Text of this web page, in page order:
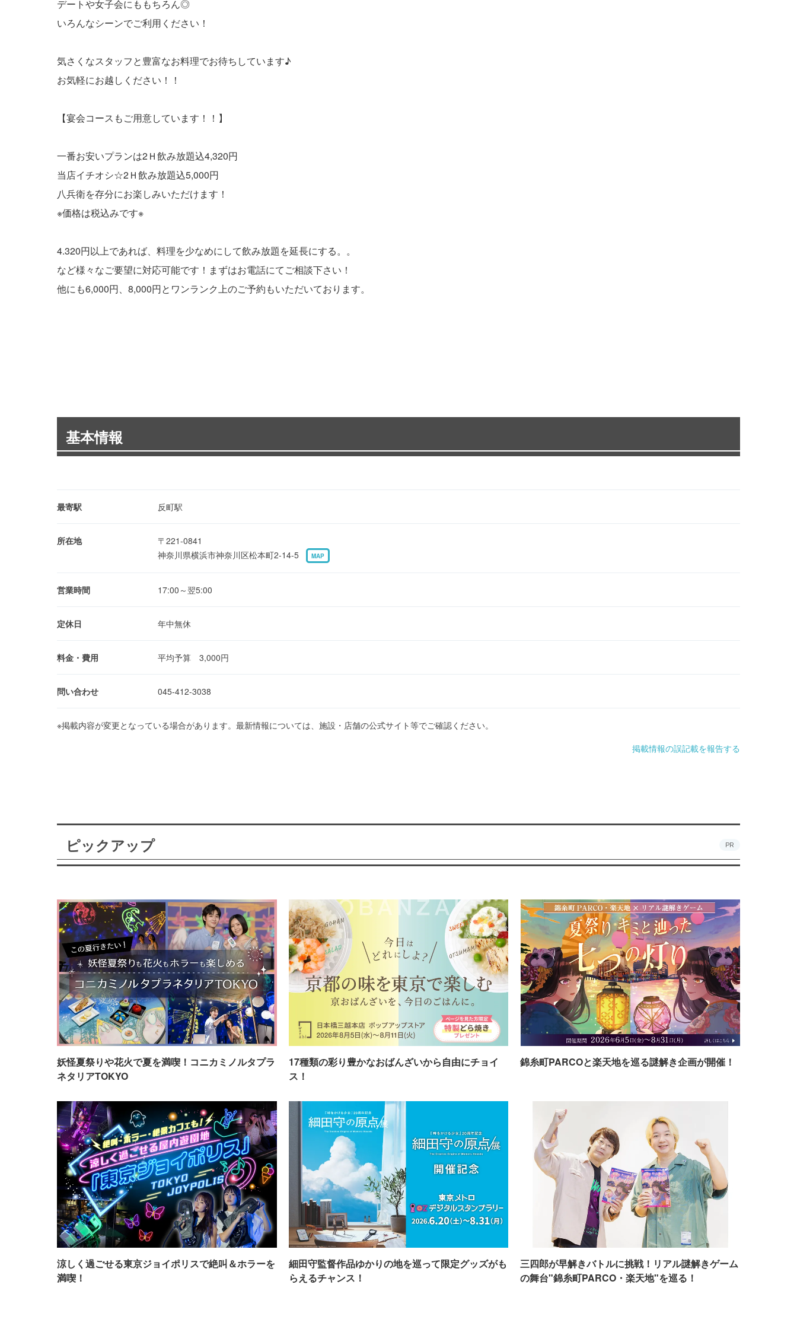
デートや女子会にももちろん◎
いろんなシーンでご利用ください！
気さくなスタッフと豊富なお料理でお待ちしています♪
お気軽にお越しください！！
【宴会コースもご用意しています！！】
一番お安いプランは2Ｈ飲み放題込4,320円
当店イチオシ☆2Ｈ飲み放題込5,000円
八兵衛を存分にお楽しみいただけます！
※価格は税込みです※
4.320円以上であれば、料理を少なめにして飲み放題を延長にする。。
など様々なご要望に対応可能です！まずはお電話にてご相談下さい！
他にも6,000円、8,000円とワンランク上のご予約もいただいております。
基本情報
最寄駅 反町駅
所在地
〒221-0841
神奈川県横浜市神奈川区松本町2-14-5
MAP
営業時間 17:00～翌5:00
定休日 年中無休
料金・費用 平均予算 3,000円
問い合わせ 045-412-3038
※掲載内容が変更となっている場合があります。最新情報については、施設・店舗の公式サイト等でご確認ください。
掲載情報の誤記載を報告する
ピックアップ PR
妖怪夏祭りや花火で夏を満喫！コニカミノルタプラ
ネタリアTOKYO
17種類の彩り豊かなおばんざいから自由にチョイ
ス！
錦糸町PARCOと楽天地を巡る謎解き企画が開催！
涼しく過ごせる東京ジョイポリスで絶叫＆ホラーを
満喫！
細田守監督作品ゆかりの地を巡って限定グッズがも
らえるチャンス！
三四郎が早解きバトルに挑戦！リアル謎解きゲーム
の舞台"錦糸町PARCO・楽天地"を巡る！